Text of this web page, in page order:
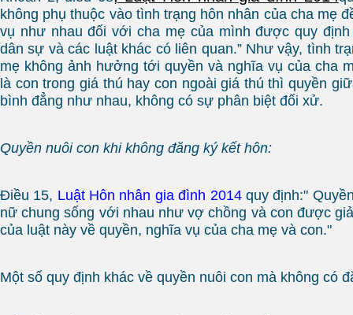
không phụ thuộc vào tình trạng hôn nhân của cha mẹ
vụ như nhau đối với cha mẹ của mình được quy
dân sự và các luật khác có liên quan.” Như vậy, tình
mẹ không ảnh hưởng tới quyền và nghĩa vụ của cha
là con trong giá thú hay con ngoài giá thú thì quyền
bình đẳng như nhau, không có sự phân biệt đối xử.
Quyền nuôi con khi không đăng ký kết hôn:
Điều 15, Luật Hôn nhân gia đình 2014quy định:"
nữ chung sống với nhau như vợ chồng và con được
của luật này về quyền, nghĩa vụ của cha mẹ và con."
Một số quy định khác về quyền nuôi con mà không có